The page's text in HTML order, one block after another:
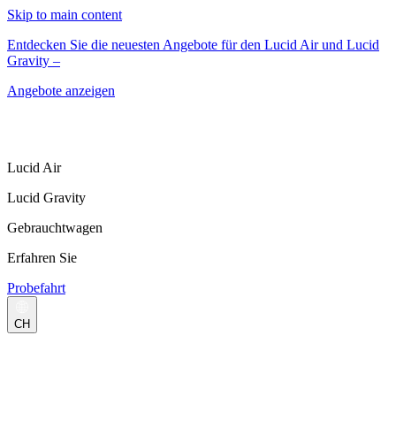
Skip to main content
Entdecken Sie die neuesten Angebote für den Lucid Air und Lucid
Gravity –
Angebote anzeigen
Lucid Air
Lucid Gravity
Gebrauchtwagen
Erfahren Sie
Probefahrt
CH